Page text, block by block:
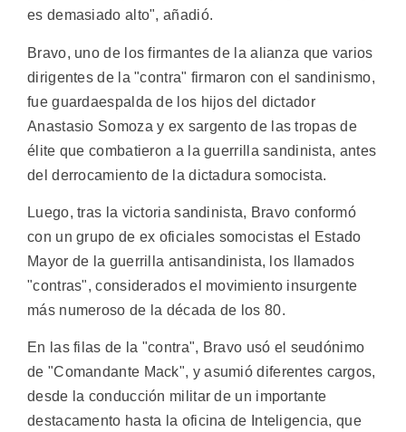
es demasiado alto", añadió.
Bravo, uno de los firmantes de la alianza que varios
dirigentes de la "contra" firmaron con el sandinismo,
fue guardaespalda de los hijos del dictador
Anastasio Somoza y ex sargento de las tropas de
élite que combatieron a la guerrilla sandinista, antes
del derrocamiento de la dictadura somocista.
Luego, tras la victoria sandinista, Bravo conformó
con un grupo de ex oficiales somocistas el Estado
Mayor de la guerrilla antisandinista, los llamados
"contras", considerados el movimiento insurgente
más numeroso de la década de los 80.
En las filas de la "contra", Bravo usó el seudónimo
de "Comandante Mack", y asumió diferentes cargos,
desde la conducción militar de un importante
destacamento hasta la oficina de Inteligencia, que